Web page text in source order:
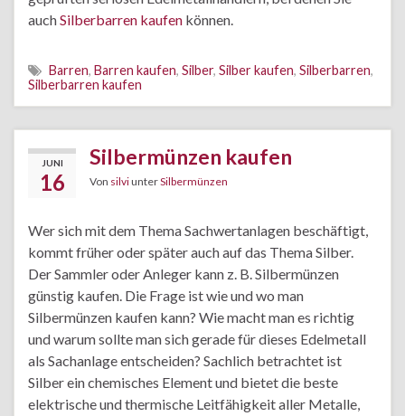
auchSilberbarren kaufen können.
Barren, Barren kaufen, Silber, Silber kaufen, Silberbarren,
Silberbarren kaufen
JUNI
16
Silbermünzen kaufen
Von silviunterSilbermünzen
Wer sich mit dem Thema Sachwertanlagen beschäftigt,
kommt früher oder später auch auf das Thema Silber.
Der Sammler oder Anleger kann z. B. Silbermünzen
günstig kaufen. Die Frage ist wie und wo man
Silbermünzen kaufen kann? Wie macht man es richtig
und warum sollte man sich gerade für dieses Edelmetall
als Sachanlage entscheiden? Sachlich betrachtet ist
Silber ein chemisches Element und bietet die beste
elektrische und thermische Leitfähigkeit aller Metalle,